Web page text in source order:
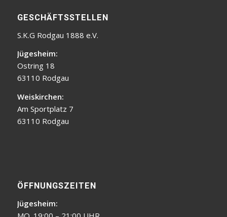
GESCHÄFTSSTELLEN
S.K.G Rodgau 1888 e.V.
Jügesheim:
Ostring 18
63110 Rodgau
Weiskirchen:
Am Sportplatz 7
63110 Rodgau
ÖFFNUNGSZEITEN
Jügesheim: